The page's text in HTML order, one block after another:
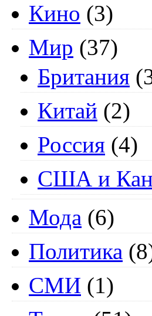
Кино (3)
Мир (37)
Британия
Китай (2)
Россия (4)
США и
Мода (6)
Политика
СМИ (1)